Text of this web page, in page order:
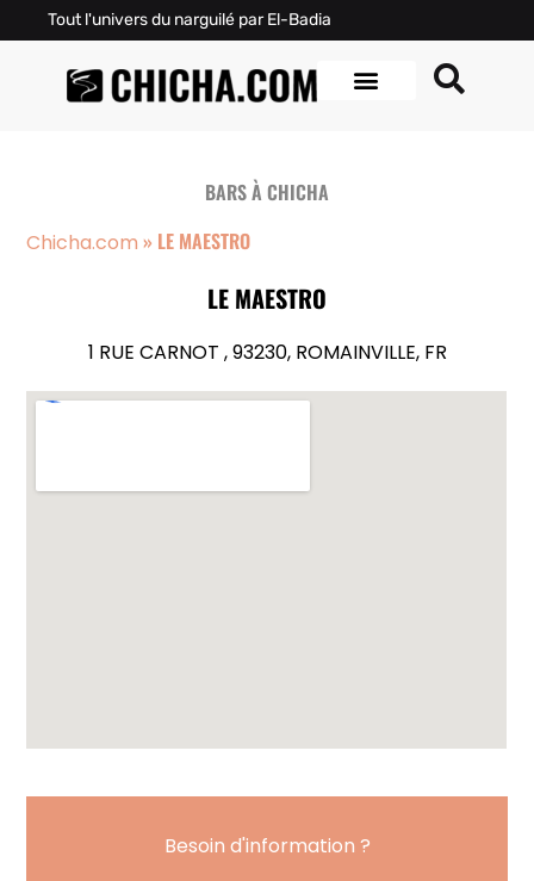
Tout l'univers du narguilé par El-Badia
BARS À CHICHA
Chicha.com » LE MAESTRO
LE MAESTRO
1 RUE CARNOT , 93230, ROMAINVILLE, FR
Besoin d'information ?